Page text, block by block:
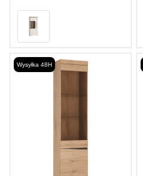
Wysyłka 48H